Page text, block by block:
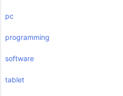
pc
programming
software
tablet